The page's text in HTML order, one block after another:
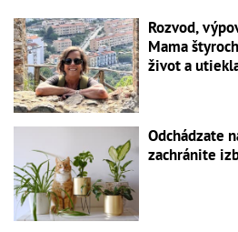
Rozvod,
Mama
život a
Odchádzate
zachránite